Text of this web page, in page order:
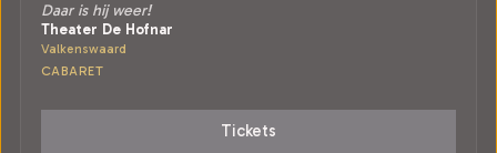
Daar is hij weer!
Theater De Hofnar
Valkenswaard
CABARET
Tickets